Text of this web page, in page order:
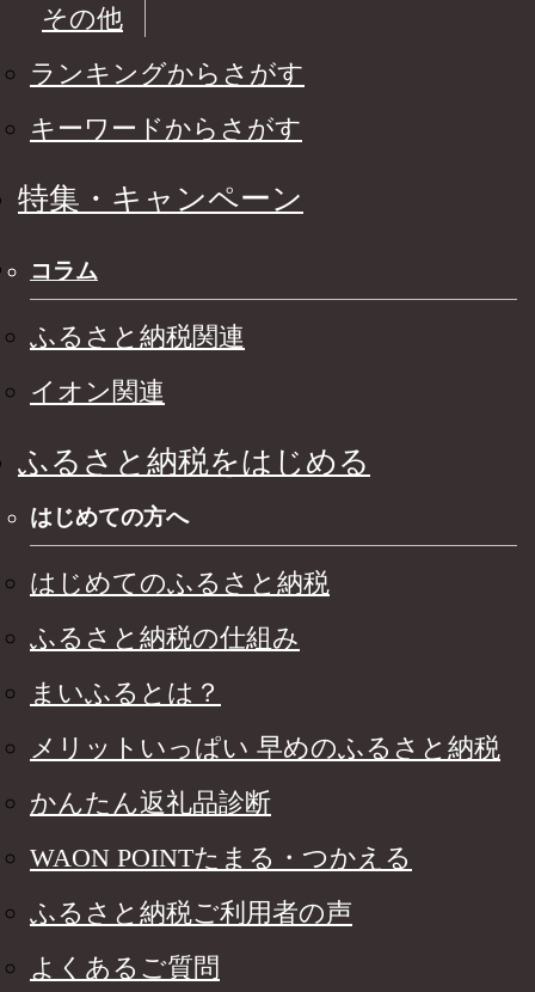
その他
ランキングからさがす
キーワードからさがす
特集・キャンペーン
コラム
ふるさと納税関連
イオン関連
ふるさと納税をはじめる
はじめての方へ
はじめてのふるさと納税
ふるさと納税の仕組み
まいふるとは？
メリットいっぱい 早めのふるさと納税
かんたん返礼品診断
WAON POINTたまる・つかえる
ふるさと納税ご利用者の声
よくあるご質問